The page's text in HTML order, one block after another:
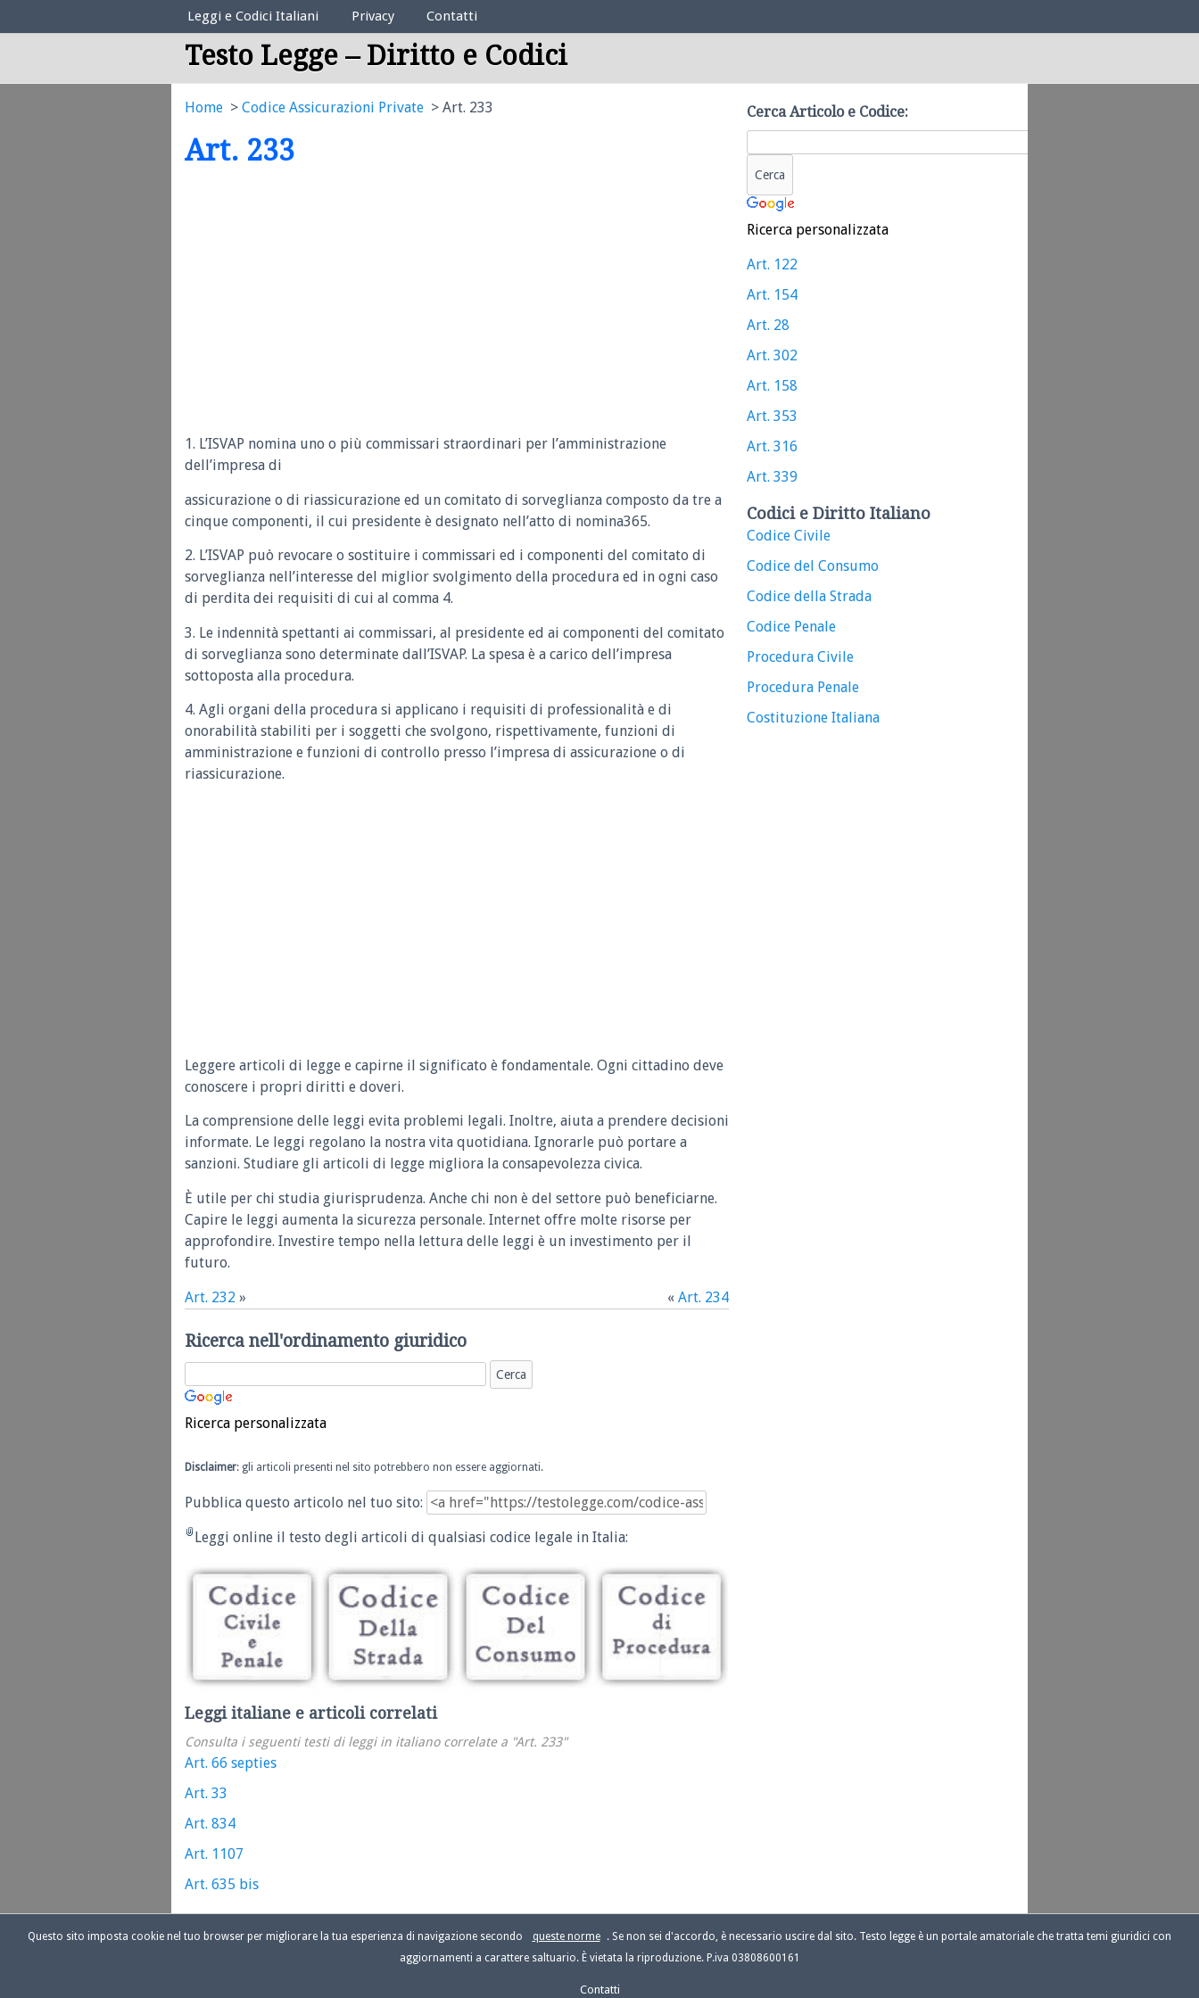
Elenco Codici Legali
Leggi e Codici Italiani Privacy Contatti
Testo Legge – Diritto e Codici
Home Codice Assicurazioni Private Art. 233
Art. 233
1. L’ISVAP nomina uno o più commissari straordinari per l’amministrazione
dell’impresa di
assicurazione o di riassicurazione ed un comitato di sorveglianza composto da tre a
cinque componenti, il cui presidente è designato nell’atto di nomina365.
2. L’ISVAP può revocare o sostituire i commissari ed i componenti del comitato di
sorveglianza nell’interesse del miglior svolgimento della procedura ed in ogni caso
di perdita dei requisiti di cui al comma 4.
3. Le indennità spettanti ai commissari, al presidente ed ai componenti del comitato
di sorveglianza sono determinate dall’ISVAP. La spesa è a carico dell’impresa
sottoposta alla procedura.
4. Agli organi della procedura si applicano i requisiti di professionalità e di
onorabilità stabiliti per i soggetti che svolgono, rispettivamente, funzioni di
amministrazione e funzioni di controllo presso l’impresa di assicurazione o di
riassicurazione.
Leggere articoli di legge e capirne il significato è fondamentale. Ogni cittadino deve
conoscere i propri diritti e doveri.
La comprensione delle leggi evita problemi legali. Inoltre, aiuta a prendere decisioni
informate. Le leggi regolano la nostra vita quotidiana. Ignorarle può portare a
sanzioni. Studiare gli articoli di legge migliora la consapevolezza civica.
È utile per chi studia giurisprudenza. Anche chi non è del settore può beneficiarne.
Capire le leggi aumenta la sicurezza personale. Internet offre molte risorse per
approfondire. Investire tempo nella lettura delle leggi è un investimento per il
futuro.
Art. 232 » « Art. 234
Ricerca nell'ordinamento giuridico
Ricerca personalizzata
Disclaimer: gli articoli presenti nel sito potrebbero non essere aggiornati.
Pubblica questo articolo nel tuo sito:
Leggi online il testo degli articoli di qualsiasi codice legale in Italia:
Leggi italiane e articoli correlati
Consulta i seguenti testi di leggi in italiano correlate a "Art. 233"
Art. 66 septies
Art. 33
Art. 834
Art. 1107
Art. 635 bis
Cerca Articolo e Codice:
Ricerca personalizzata
Art. 122
Art. 154
Art. 28
Art. 302
Art. 158
Art. 353
Art. 316
Art. 339
Codici e Diritto Italiano
Codice Civile
Codice del Consumo
Codice della Strada
Codice Penale
Procedura Civile
Procedura Penale
Costituzione Italiana
Questo sito imposta cookie nel tuo browser per migliorare la tua esperienza di navigazione secondo queste norme
. Se non sei d'accordo, è necessario uscire dal sito. Testo legge è un portale amatoriale che tratta temi giuridici con
aggiornamenti a carattere saltuario. È vietata la riproduzione. P.iva 03808600161
Contatti